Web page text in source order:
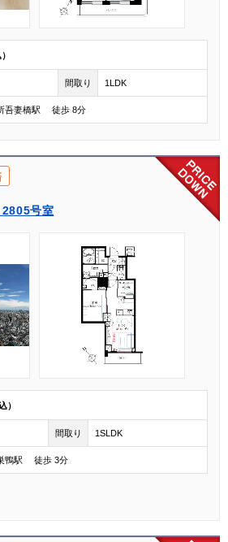
間取り 1LDK
吾妻橋駅 徒歩 8分
号室
）
間取り 1SLDK
鴨駅 徒歩 3分